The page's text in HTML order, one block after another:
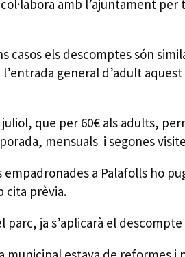
amb l’ajuntament
els descomptes són
general d’adult
que per 60€ als adults,
mensuals i segones
empadronades a Palafolls ho
cita prèvia.
ja s’aplicarà el